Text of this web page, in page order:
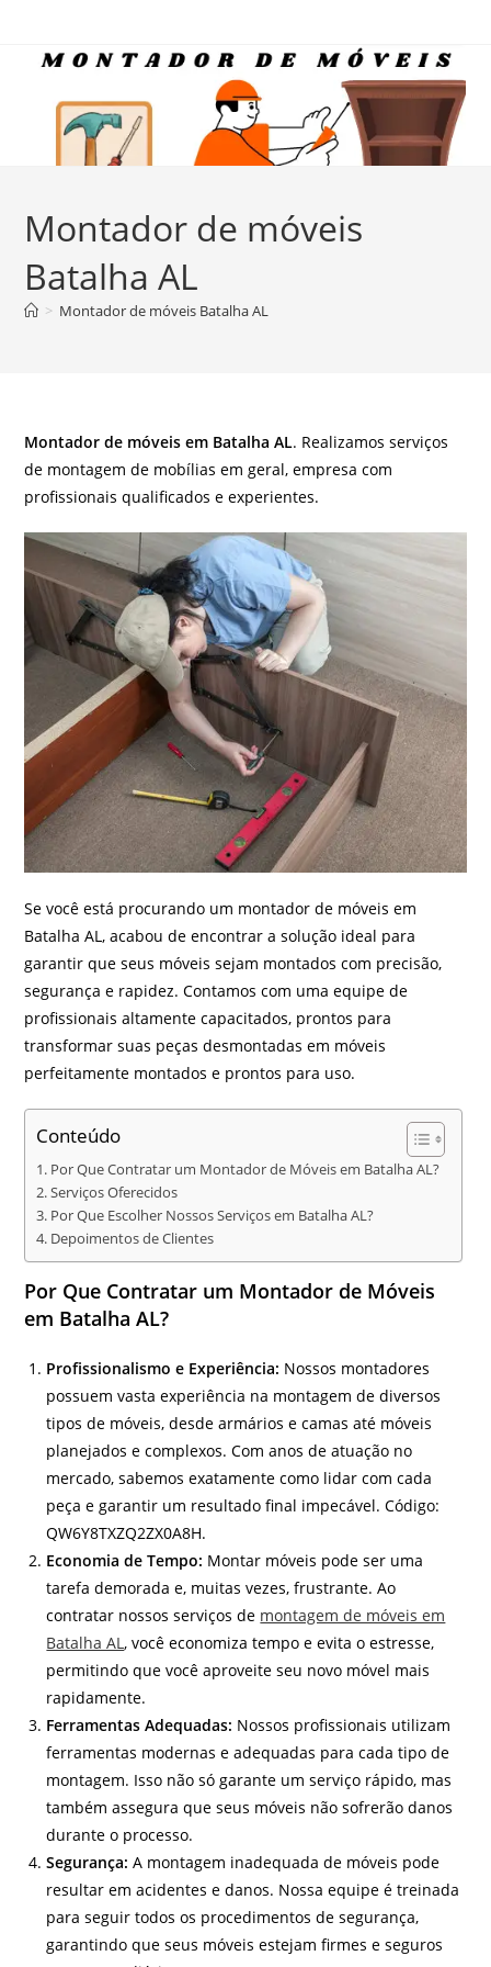
Montador de móveis
Batalha AL
> Montador de móveis Batalha AL
Montador de móveis em Batalha AL. Realizamos serviços
de montagem de mobílias em geral, empresa com
profissionais qualificados e experientes.
Se você está procurando um montador de móveis em
Batalha AL, acabou de encontrar a solução ideal para
garantir que seus móveis sejam montados com precisão,
segurança e rapidez. Contamos com uma equipe de
profissionais altamente capacitados, prontos para
transformar suas peças desmontadas em móveis
perfeitamente montados e prontos para uso.
Conteúdo
Por Que Contratar um Montador de Móveis em Batalha AL?
Serviços Oferecidos
Por Que Escolher Nossos Serviços em Batalha AL?
Depoimentos de Clientes
Por Que Contratar um Montador de Móveis
em Batalha AL?
Profissionalismo e Experiência: Nossos montadores
possuem vasta experiência na montagem de diversos
tipos de móveis, desde armários e camas até móveis
planejados e complexos. Com anos de atuação no
mercado, sabemos exatamente como lidar com cada
peça e garantir um resultado final impecável. Código:
QW6Y8TXZQ2ZX0A8H.
Economia de Tempo: Montar móveis pode ser uma
tarefa demorada e, muitas vezes, frustrante. Ao
contratar nossos serviços de montagem de móveis em
Batalha AL, você economiza tempo e evita o estresse,
permitindo que você aproveite seu novo móvel mais
rapidamente.
Ferramentas Adequadas: Nossos profissionais utilizam
ferramentas modernas e adequadas para cada tipo de
montagem. Isso não só garante um serviço rápido, mas
também assegura que seus móveis não sofrerão danos
durante o processo.
Segurança: A montagem inadequada de móveis pode
resultar em acidentes e danos. Nossa equipe é treinada
para seguir todos os procedimentos de segurança,
garantindo que seus móveis estejam firmes e seguros